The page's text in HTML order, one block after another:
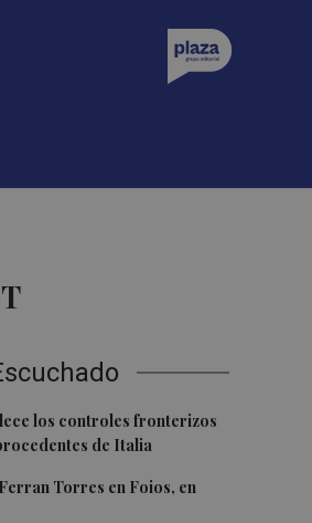
los controles fronterizos
de Italia
Torres en Foios, en